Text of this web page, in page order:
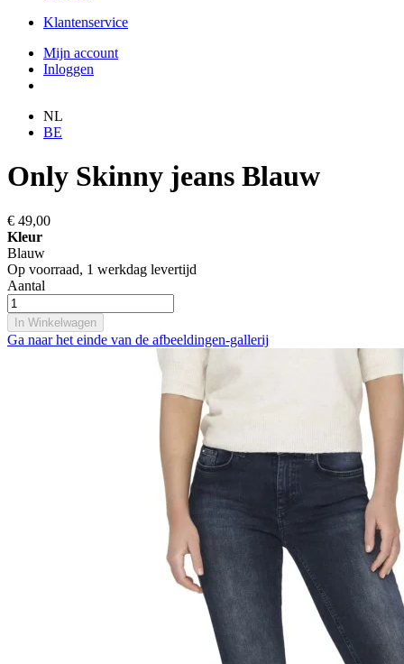
Klantenservice
Mijn account
Inloggen
NL
BE
Only Skinny jeans Blauw
€ 49,00
Kleur
Blauw
Op voorraad, 1 werkdag levertijd
Aantal
In Winkelwagen
Ga naar het einde van de afbeeldingen-gallerij